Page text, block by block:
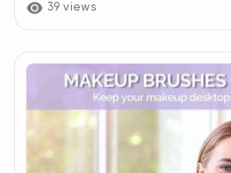
39 views